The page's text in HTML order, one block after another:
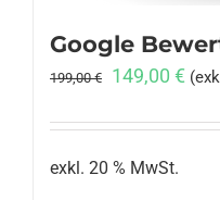
Google
199,00€
war:
199,00 €
149,00 €
ist:
exkl. 20 % MwSt.